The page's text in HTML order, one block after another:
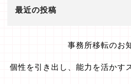
最近の投稿
事務所移転のお
個性を引き出し、能力を活かす